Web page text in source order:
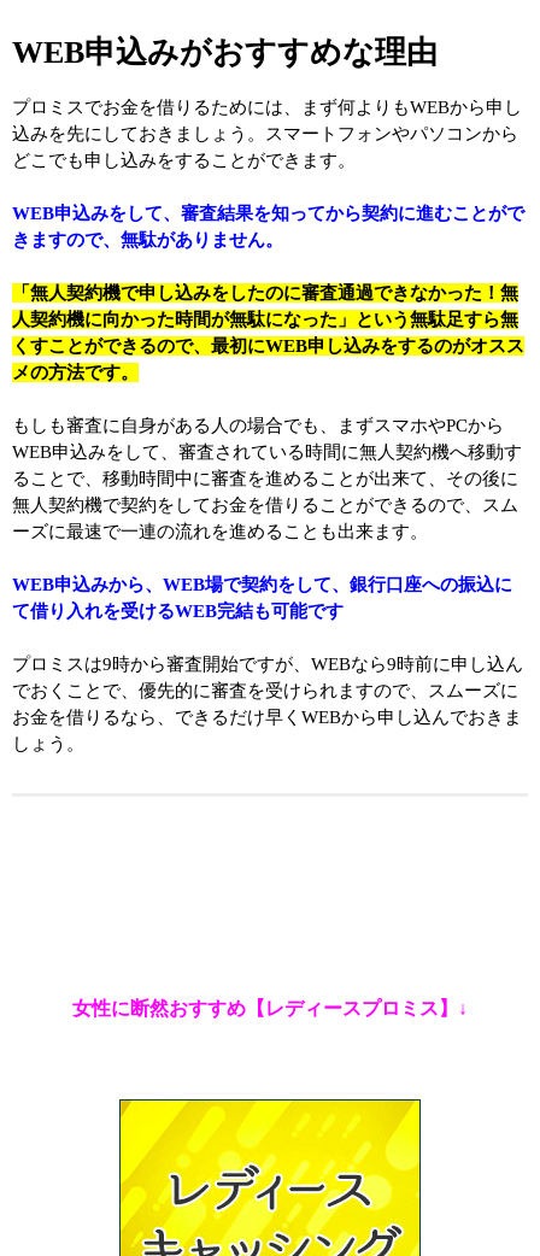
WEB申込みがおすすめな理由
プロミスでお金を借りるためには、まず何よりもWEBから申し
込みを先にしておきましょう。スマートフォンやパソコンから
どこでも申し込みをすることができます。
WEB申込みをして、審査結果を知ってから契約に進むことがで
きますので、無駄がありません。
「無人契約機で申し込みをしたのに審査通過できなかった！無
人契約機に向かった時間が無駄になった」という無駄足すら無
くすことができるので、最初にWEB申し込みをするのがオスス
メの方法です。
もしも審査に自身がある人の場合でも、まずスマホやPCから
WEB申込みをして、審査されている時間に無人契約機へ移動す
ることで、移動時間中に審査を進めることが出来て、その後に
無人契約機で契約をしてお金を借りることができるので、スム
ーズに最速で一連の流れを進めることも出来ます。
WEB申込みから、WEB場で契約をして、銀行口座への振込に
て借り入れを受けるWEB完結も可能です
プロミスは9時から審査開始ですが、WEBなら9時前に申し込ん
でおくことで、優先的に審査を受けられますので、スムーズに
お金を借りるなら、できるだけ早くWEBから申し込んでおきま
しょう。
女性に断然おすすめ【レディースプロミス】↓